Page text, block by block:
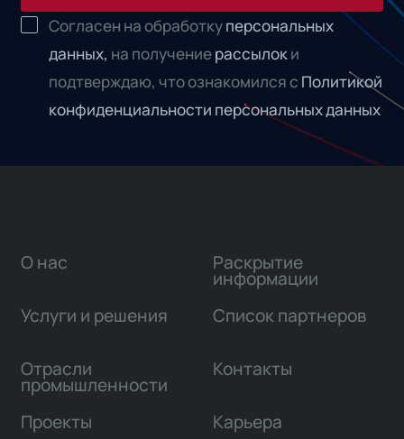
Согласен на обработкуперсональных
данных, на получениерассылоки
подтверждаю, что ознакомился с Политикой
конфиденциальности персональных данных
О нас
Услуги и решения
Отрасли
промышленности
Проекты
Раскрытие
информации
Список партнеров
Контакты
Карьера